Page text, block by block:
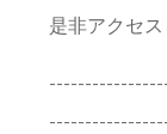
是非アクセ